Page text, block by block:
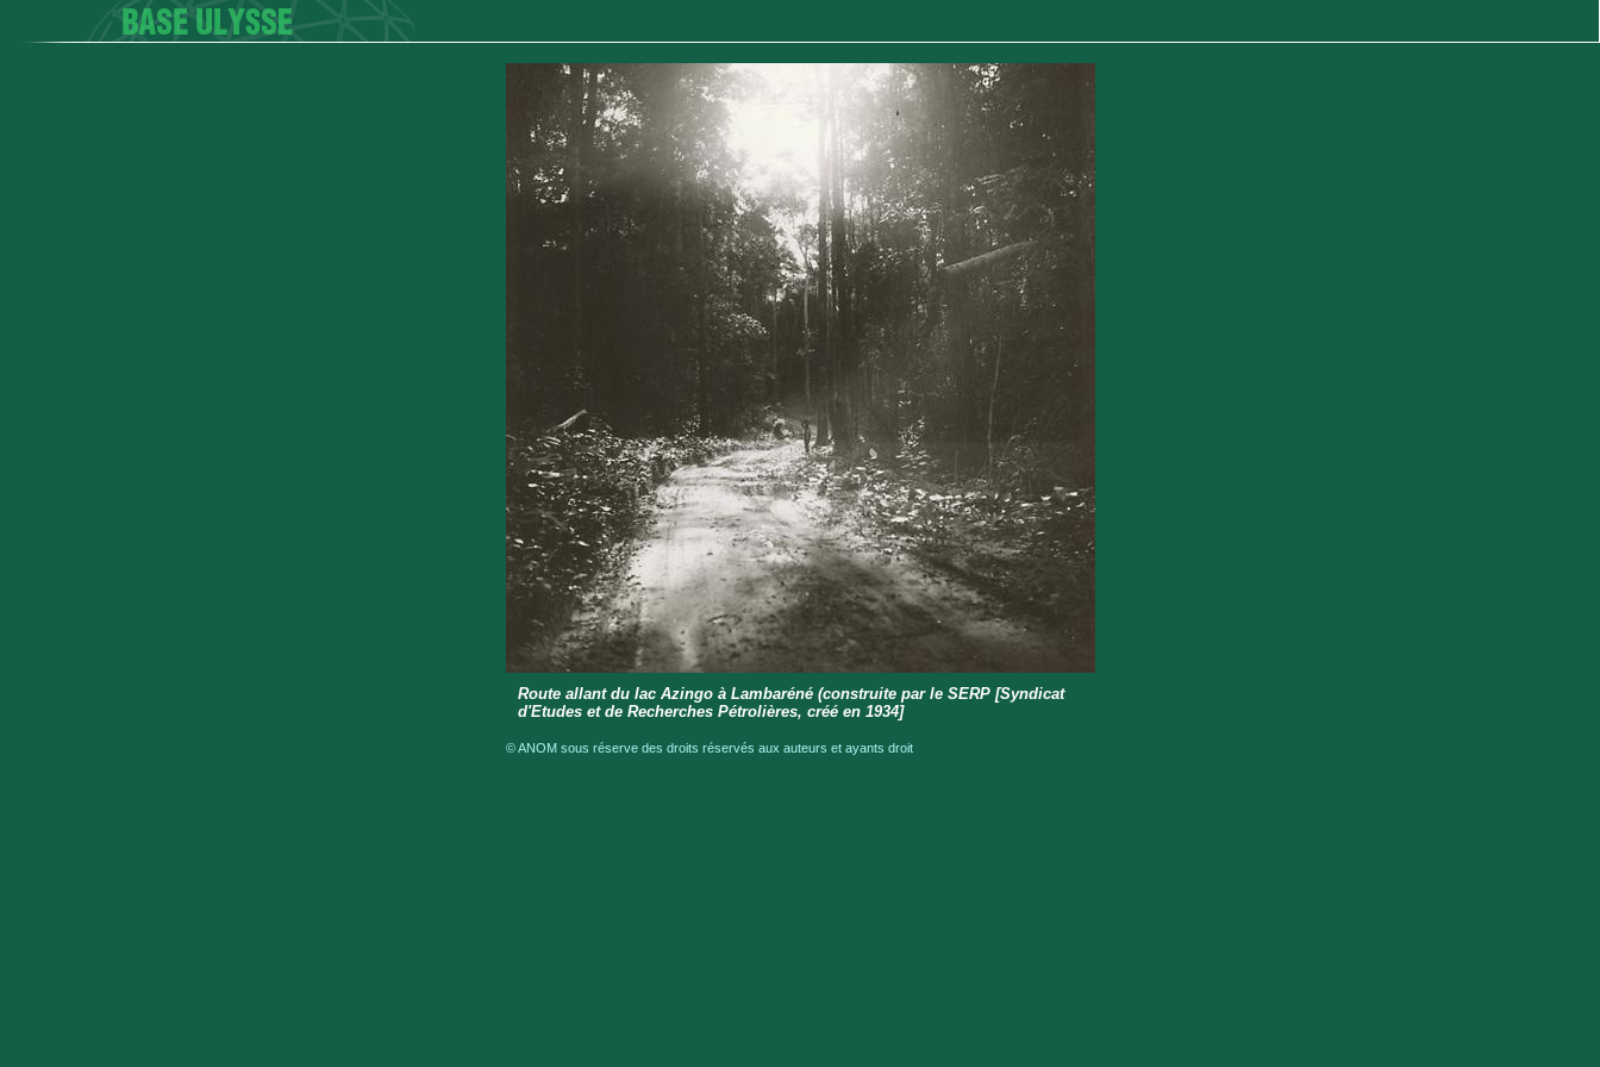
Route allant du lac Azingo à Lambaréné (construite par le SERP [Syndicat
d'Etudes et de Recherches Pétrolières, créé en 1934]
© ANOM sous réserve des droits réservés aux auteurs et ayants droit